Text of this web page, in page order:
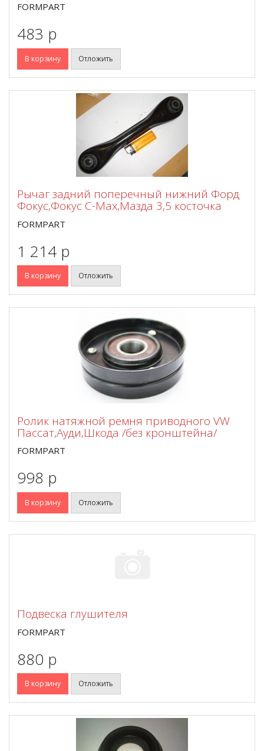
FORMPART
483 p
В корзину Отложить
Рычаг задний поперечный нижний Форд
Фокус,Фокус C-Max,Мазда 3,5 косточка
FORMPART
1 214 p
В корзину Отложить
Ролик натяжной ремня приводного VW
Пассат,Ауди,Шкода /без кронштейна/
FORMPART
998 p
В корзину Отложить
Подвеска глушителя
FORMPART
880 p
В корзину Отложить